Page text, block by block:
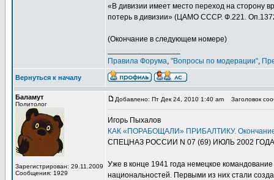
«В дивизии имеет место переход на сторону
потерь в дивизии» (ЦАМО СССР. Ф.221.
(Окончание в следующем номере)
Правила Форума, "Вопросы по модерации",
Вернуться к началу
Баламут
Политолог
Зарегистрирован: 29.11.2009
Сообщения: 1929
Добавлено: Пт Дек 24, 2010 1:40 am Заголовок
Игорь Пыхалов
КАК «ПОРАБОЩАЛИ» ПРИБАЛТИКУ.
СПЕЦНАЗ РОССИИ N 07 (69) ИЮЛЬ 2002 ГОДА
Уже в конце 1941 года немецкое
национальностей. Первыми из них стали